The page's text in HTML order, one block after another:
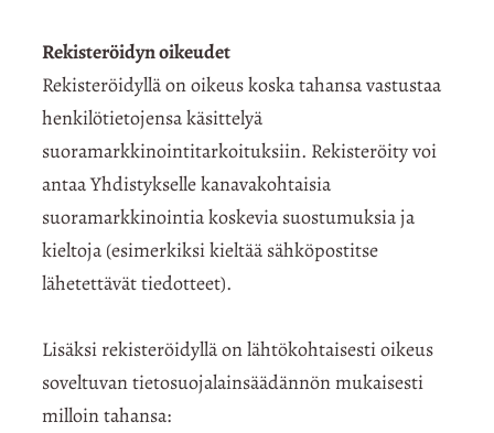
Rekisteröidyn oikeudet
Rekisteröidyllä on oikeus koska tahansa vastustaa
henkilötietojensa käsittelyä
suoramarkkinointitarkoituksiin. Rekisteröity voi
antaa Yhdistykselle kanavakohtaisia
suoramarkkinointia koskevia suostumuksia ja
kieltoja (esimerkiksi kieltää sähköpostitse
lähetettävät tiedotteet).
Lisäksi rekisteröidyllä on lähtökohtaisesti oikeus
soveltuvan tietosuojalainsäädännön mukaisesti
milloin tahansa: